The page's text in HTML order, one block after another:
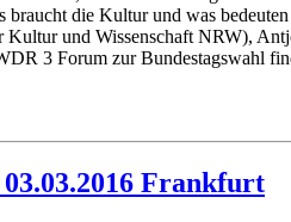
die Kultur und was
und Wissenschaft NRW),
3 Forum zur Bundestagswahl
Frankfurt